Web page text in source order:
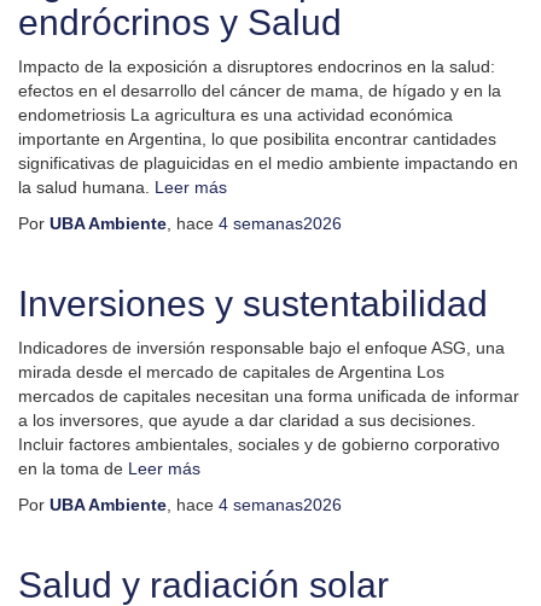
endrócrinos y Salud
Impacto de la exposición a disruptores endocrinos en la salud:
efectos en el desarrollo del cáncer de mama, de hígado y en la
endometriosis La agricultura es una actividad económica
importante en Argentina, lo que posibilita encontrar cantidades
significativas de plaguicidas en el medio ambiente impactando en
la salud humana.
Leer más
Por UBA Ambiente , hace 4 semanas2026
Inversiones y sustentabilidad
Indicadores de inversión responsable bajo el enfoque ASG, una
mirada desde el mercado de capitales de Argentina Los
mercados de capitales necesitan una forma unificada de informar
a los inversores, que ayude a dar claridad a sus decisiones.
Incluir factores ambientales, sociales y de gobierno corporativo
en la toma de Leer más
Por UBA Ambiente , hace 4 semanas2026
Salud y radiación solar